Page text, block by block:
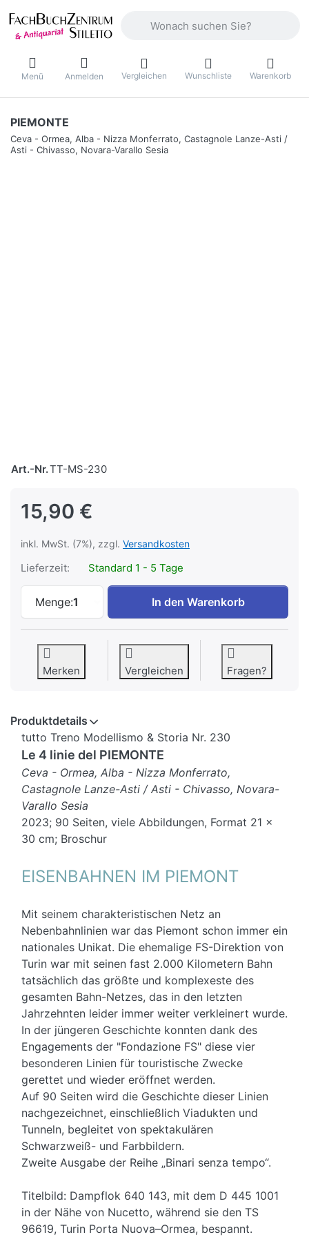
Menü Anmelden Vergleichen Wunschliste Warenkorb
PIEMONTE
Ceva - Ormea, Alba - Nizza Monferrato, Castagnole Lanze-Asti /
Asti - Chivasso, Novara-Varallo Sesia
Art.-Nr.TT-MS-230
15,90 €
inkl. MwSt. (7%), zzgl. Versandkosten
Lieferzeit: Standard 1 - 5 Tage
Menge:1
PIEMONTE zu 15,90 €, Menge 1.
In den Warenkorb
Merken Vergleichen Fragen?
Produktdetails
tutto Treno Modellismo & Storia Nr. 230
Le 4 linie del PIEMONTE
Ceva - Ormea, Alba - Nizza Monferrato,
Castagnole Lanze-Asti / Asti - Chivasso, Novara-
Varallo Sesia
2023; 90 Seiten, viele Abbildungen, Format 21 x
30 cm; Broschur
EISENBAHNEN IM PIEMONT
Mit seinem charakteristischen Netz an
Nebenbahnlinien war das Piemont schon immer ein
nationales Unikat. Die ehemalige FS-Direktion von
Turin war mit seinen fast 2.000 Kilometern Bahn
tatsächlich das größte und komplexeste des
gesamten Bahn-Netzes, das in den letzten
Jahrzehnten leider immer weiter verkleinert wurde.
In der jüngeren Geschichte konnten dank des
Engagements der "Fondazione FS" diese vier
besonderen Linien für touristische Zwecke
gerettet und wieder eröffnet werden.
Auf 90 Seiten wird die Geschichte dieser Linien
nachgezeichnet, einschließlich Viadukten und
Tunneln, begleitet von spektakulären
Schwarzweiß- und Farbbildern.
Zweite Ausgabe der Reihe „Binari senza tempo“.
Titelbild: Dampflok 640 143, mit dem D 445 1001
in der Nähe von Nucetto, während sie den TS
96619, Turin Porta Nuova–Ormea, bespannt.